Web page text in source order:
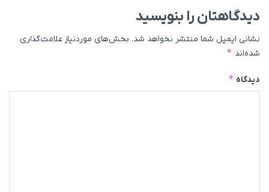
دیدگاهتان را بنویسید
نشانی ایمیل شما منتشر نخواهد شد. بخش‌های موردنیاز علامت‌گذاری
شده‌اند *
دیدگاه *